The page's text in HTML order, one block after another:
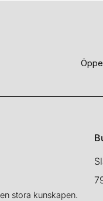
stora kunskapen.